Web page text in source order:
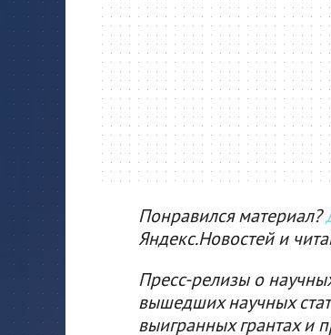
Понравился материал?
Яндекс.Новостей и
Пресс-релизы о
вышедших научных
выигранных грантах и